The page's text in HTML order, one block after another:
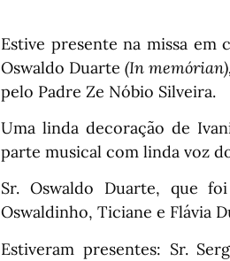
Estive presente na missa em
Oswaldo Duarte(In
pelo Padre Ze Nóbio Silveira.
Uma linda decoração de
parte musical com linda voz
Sr. Oswaldo Duarte, que
Oswaldinho, Ticiane e Flávia
Estiveram presentes: Sr.